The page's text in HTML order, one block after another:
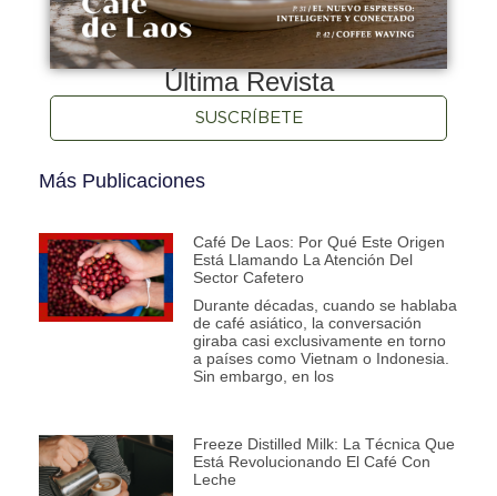
Última Revista
SUSCRÍBETE
Más Publicaciones
Café De Laos: Por Qué Este Origen
Está Llamando La Atención Del
Sector Cafetero
Durante décadas, cuando se hablaba
de café asiático, la conversación
giraba casi exclusivamente en torno
a países como Vietnam o Indonesia.
Sin embargo, en los
Freeze Distilled Milk: La Técnica Que
Está Revolucionando El Café Con
Leche